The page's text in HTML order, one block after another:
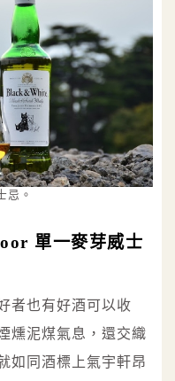
忌。
單一麥芽威士
者也有好酒可以收
燻泥煤氣息，還交織
如同酒標上氣宇軒昂